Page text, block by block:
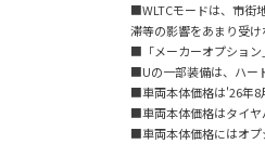
■WLTCモードは、市街
滞等の影響をあまり受
■「メーカーオプション
■Uの一部装備は、ハー
■車両本体価格は'26年8
■車両本体価格はタイヤ
■車両本体価格にはオプ